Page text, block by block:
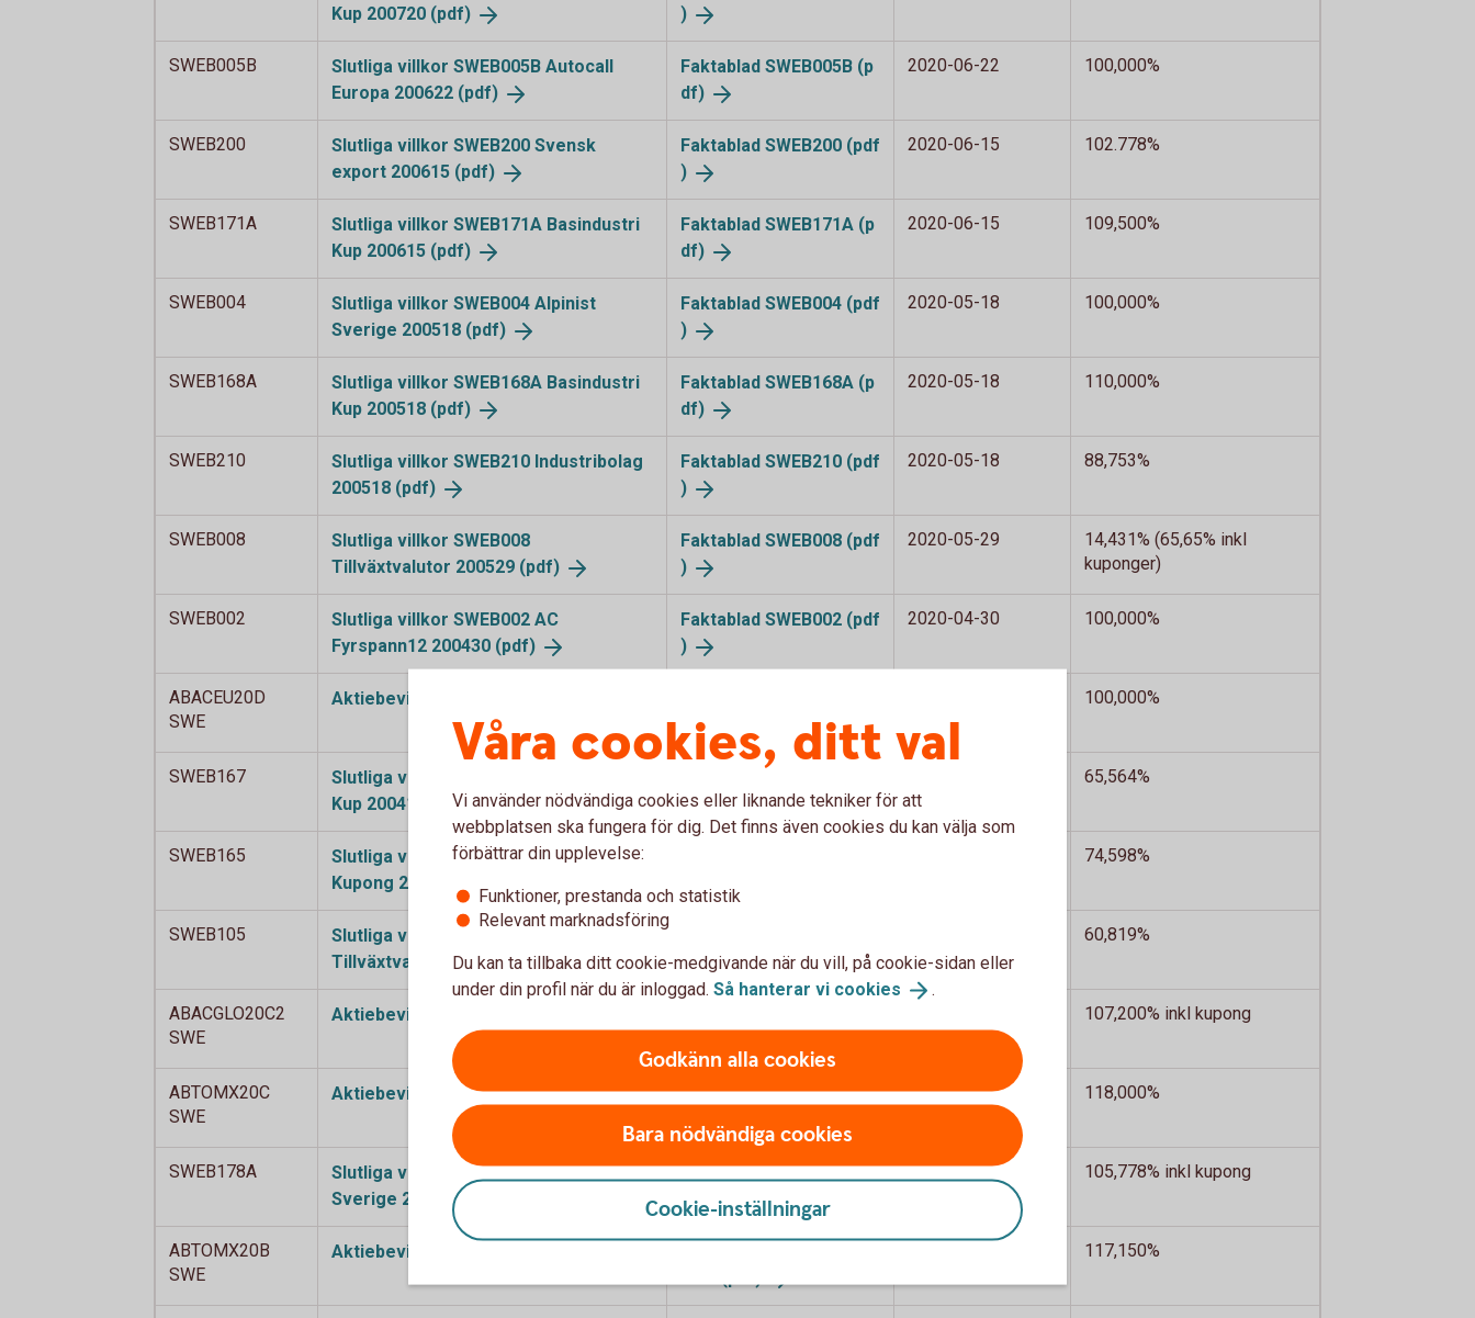
Kup 200720 (pdf)
)
SWEB005B
Slutliga villkor SWEB005B Autocall
Europa 200622 (pdf)
Faktablad SWEB005B (p
df)
2020-06-22 100,000%
SWEB200
Slutliga villkor SWEB200 Svensk
export 200615 (pdf)
Faktablad SWEB200 (pdf
)
2020-06-15 102.778%
SWEB171A
Slutliga villkor SWEB171A Basindustri
Kup 200615 (pdf)
Faktablad SWEB171A (p
df)
2020-06-15 109,500%
SWEB004
Slutliga villkor SWEB004 Alpinist
Sverige 200518 (pdf)
Faktablad SWEB004 (pdf
)
2020-05-18 100,000%
SWEB168A
Slutliga villkor SWEB168A Basindustri
Kup 200518 (pdf)
Faktablad SWEB168A (p
df)
2020-05-18 110,000%
SWEB210
Slutliga villkor SWEB210 Industribolag
200518 (pdf)
Faktablad SWEB210 (pdf
)
2020-05-18 88,753%
SWEB008
Slutliga villkor SWEB008
Tillväxtvalutor 200529 (pdf)
Faktablad SWEB008 (pdf
)
2020-05-29
14,431% (65,65% inkl
kuponger)
SWEB002
Slutliga villkor SWEB002 AC
Fyrspann12 200430 (pdf)
Faktablad SWEB002 (pdf
)
2020-04-30 100,000%
ABACEU20D
SWE
Aktiebevis Autocall Europa 3
SWE (pdf)
100,000%
SWEB167
Slutliga villkor SWEB167 Basindustri
Kup 200416
(pdf)
)
65,564%
SWEB165
Slutliga villkor SWEB165 Sverige
Kupong 200401
74,598%
SWEB105
Slutliga villkor SWEB105
Tillväxtvalutor 200330(pdf)
)
60,819%
ABACGLO20C2
SWE
Aktiebevis Autocall Global 107,200% inkl kupong
ABTOMX20C
SWE
Aktiebevis Sverige Kupong6(pdf)
Faktablad ABTOMX20C
2020-03-16 118,000%
SWEB178A
Slutliga villkor SWEB178A Autocall
Sverige 220221
Faktablad SWEB178A (p
df)
2020-02-21 105,778% inkl kupong
ABTOMX20B
SWE
Aktiebevis Sverige Kupong 5 117,150%
Våra cookies, ditt val
Vi använder nödvändiga cookies eller liknande tekniker för att
webbplatsen ska fungera för dig. Det finns även cookies du kan välja som
förbättrar din upplevelse:
Funktioner, prestanda och statistik
Relevant marknadsföring
Du kan ta tillbaka ditt cookie-medgivande när du vill, på cookie-sidan eller
under din profil när du är inloggad. Så hanterar vi cookies .
Godkänn alla cookies
Bara nödvändiga cookies
Cookie-inställningar